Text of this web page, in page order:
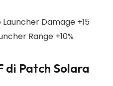
Damage +15
Range +10%
di Patch Solara